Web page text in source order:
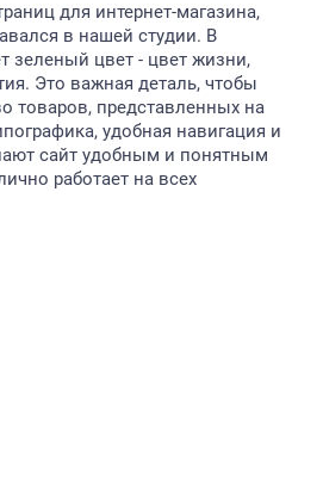
для интернет-магазина,
в нашей студии. В
зеленый цвет - цвет жизни,
Это важная деталь, чтобы
товаров, представленных на
удобная навигация и
сайт удобным и понятным
работает на всех